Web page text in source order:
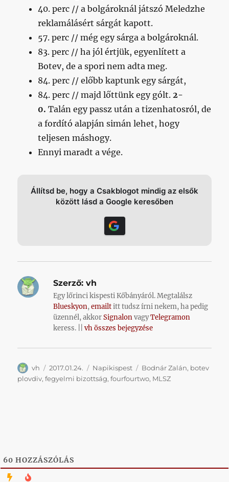
40. perc // a bolgároknál játszó Meledzhe
reklamálásért sárgát kapott.
57. perc // még egy sárga a bolgároknál.
83. perc // ha jól értjük, egyenlített a
Botev, de a spori nem adta meg.
84. perc // előbb kaptunk egy sárgát,
84. perc // majd lőttünk egy gólt.2-
0.Talán egy passz után a tizenhatosról, de
a fordító alapján simán lehet, hogy
teljesen máshogy.
Ennyi maradt a vége.
Állítsd be, hogy a Csakblogot mindig az elsők
között lásd a Google keresőben
Szerző: vh
Egy lőrinci kispesti Kőbányáról. Megtalálsz
Blueskyon,emailtitt tudsz írni nekem, ha pedig
üzennél, akkorSignalonvagyTelegramon
keress. ||vh összes bejegyzése
Szerző
vh Közzétéve
2017.01.24. Kategória
Napikispest Címke
Bodnár Zalán, botev
plovdiv,fegyelmi bizottság,fourfourtwo, MLSZ
60 HOZZÁSZÓLÁS